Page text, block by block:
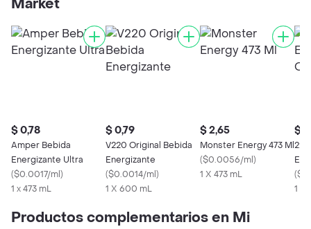
Market
$ 0,78
Amper Bebida
Energizante Ultra
($0.0017/ml)
1 x 473 mL
$ 0,79
V220 Original Bebida
Energizante
($0.0014/ml)
1 X 600 mL
$ 2,65
Monster Energy 473 Ml
($0.0056/ml)
1 X 473 mL
$
(
1 X
Productos complementarios en Mi